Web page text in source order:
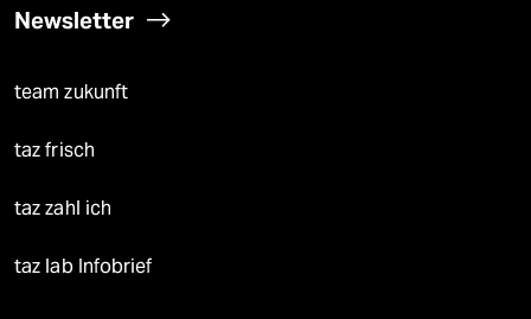
Newsletter
team zukunft
taz frisch
taz zahl ich
taz lab Infobrief